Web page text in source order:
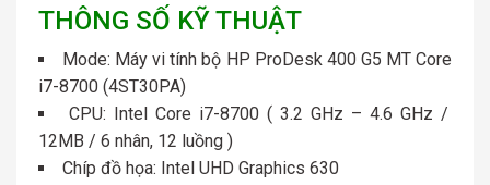
THÔNG SỐ KỸ THUẬT
Mode: Máy vi tính bộ HP ProDesk 400 G5 MT Core
i7-8700 (4ST30PA)
CPU: Intel Core i7-8700 ( 3.2 GHz – 4.6 GHz /
12MB / 6 nhân, 12 luồng )
Chíp đồ họa: Intel UHD Graphics 630